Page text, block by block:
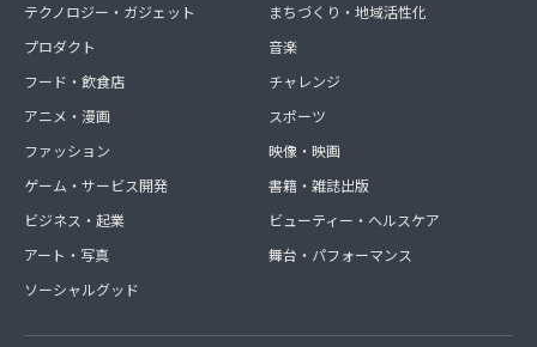
ライターで作家の太田明日香さんにお話を聞かせてもらい
ました。
■書く仕事がしたい
雑誌の記事から書籍のブックライティング、コラムの連載
いろんな質問に答えてもらいました！
■ライター仕事獲得方法（副業でライターをする）
会社員もしながら、しかも小さいお子さんを育てつつ、副
業としてライターをする永見薫さんにお話を聞かせてもら
いました！
■初心者から経験者まで活用できるクラウドソーシング講
テクノロジー・ガジェット
プロダクト
フード・飲食店
アニメ・漫画
ファッション
ゲーム・サービス開発
ビジネス・起業
アート・写真
ソーシャルグッド
まちづくり・地域活性化
音楽
チャレンジ
スポーツ
映像・映画
書籍・雑誌出版
ビューティー・ヘルスケア
舞台・パフォーマンス